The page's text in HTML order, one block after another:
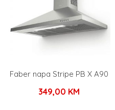
Faber napa Stripe PB X A90
349,00 KM